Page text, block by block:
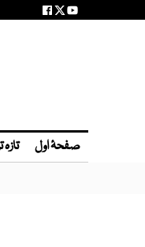
صفحۂ اول